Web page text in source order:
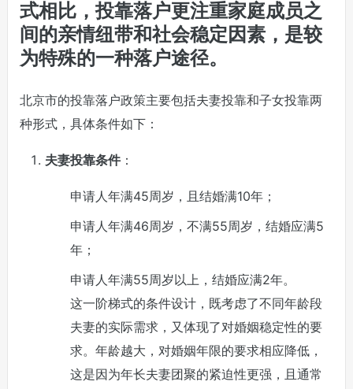
式相比，投靠落户更注重家庭成员之
间的亲情纽带和社会稳定因素，是较
为特殊的一种落户途径。
北京市的投靠落户政策主要包括夫妻投靠和子女投靠两
种形式，具体条件如下：
夫妻投靠条件：
申请人年满45周岁，且结婚满10年；
申请人年满46周岁，不满55周岁，结婚应满5
年；
申请人年满55周岁以上，结婚应满2年。
这一阶梯式的条件设计，既考虑了不同年龄段
夫妻的实际需求，又体现了对婚姻稳定性的要
求。年龄越大，对婚姻年限的要求相应降低，
这是因为年长夫妻团聚的紧迫性更强，且通常